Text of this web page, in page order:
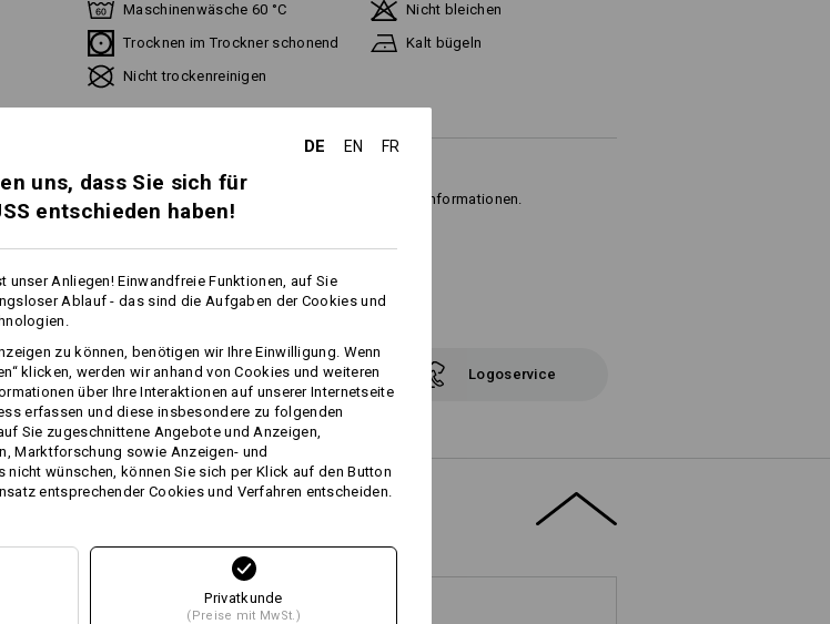
Maschinenwäsche 60 °C
Nicht bleichen
Trocknen im Trockner schonend
Kalt bügeln
Nicht trockenreinigen
Klicken Sie auf den Button "Datenblatt" für weitere Informationen.
Datenblatt
Selbst gestalten Logoservice
DE EN FR
uns, dass Sie sich für
entschieden haben!
Anliegen! Einwandfreie Funktionen, auf Sie
Ablauf - das sind die Aufgaben der Cookies und
zu können, benötigen wir Ihre Einwilligung. Wenn
klicken, werden wir anhand von Cookies und weiteren
über Ihre Interaktionen auf unserer Internetseite
erfassen und diese insbesondere zu folgenden
Sie zugeschnittene Angebote und Anzeigen,
Marktforschung sowie Anzeigen- und
nicht wünschen, können Sie sich per Klick auf den Button
entsprechender Cookies und Verfahren entscheiden.
Privatkunde
(Preise mit MwSt.)